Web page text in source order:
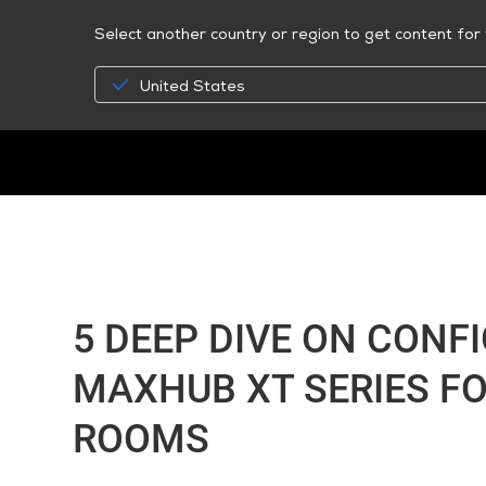
Select another country or region to get content for
United States
5 DEEP DIVE ON
MAXHUB XT SERIES
ROOMS